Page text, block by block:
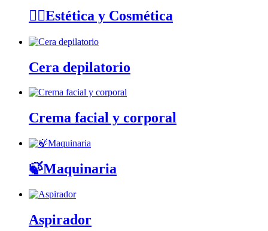
🧘‍♀️Estética y Cosmética
Cera depilatorio
Crema facial y corporal
🍃Maquinaria
Aspirador